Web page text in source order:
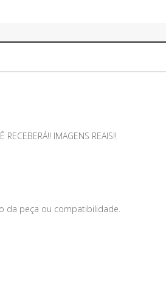
IMAGENS REAIS!!
da peça ou compatibilidade.